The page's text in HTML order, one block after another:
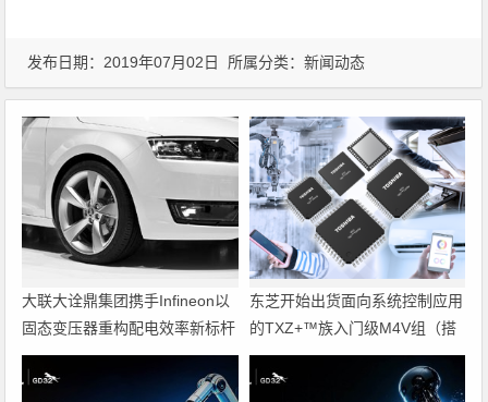
发布日期：2019年07月02日 所属分类：新闻动态
大联大诠鼎集团携手Infineon以
固态变压器重构配电效率新标杆
东芝开始出货面向系统控制应用
的TXZ+™族入门级M4V组（搭
载Arm Cortex‑M4内核的标准微
控制器）工程样品